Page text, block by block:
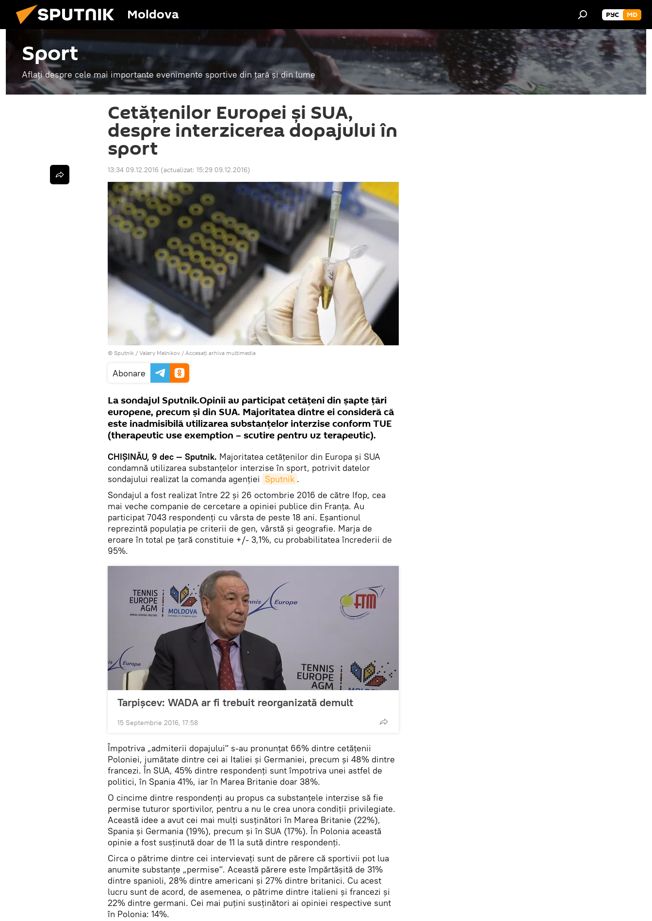
Moldova РУС MD
Sport
Aflați despre cele mai importante evenimente sportive din țară și din lume
Cetățenilor Europei și SUA,
despre interzicerea dopajului în
sport
13:34 09.12.2016 (actualizat: 15:29 09.12.2016)
© Sputnik / Valery Melnikov / Accesați arhiva multimedia
Abonare
La sondajul Sputnik.Opinii au participat cetățeni din șapte țări
europene, precum și din SUA. Majoritatea dintre ei consideră că
este inadmisibilă utilizarea substanțelor interzise conform TUE
(therapeutic use exemption – scutire pentru uz terapeutic).
CHIȘINĂU, 9 dec — Sputnik. Majoritatea cetățenilor din Europa și SUA
condamnă utilizarea substanțelor interzise în sport, potrivit datelor
sondajului realizat la comanda agenției Sputnik .
Sondajul a fost realizat între 22 și 26 octombrie 2016 de către Ifop, cea
mai veche companie de cercetare a opiniei publice din Franța. Au
participat 7043 respondenți cu vârsta de peste 18 ani. Eșantionul
reprezintă populația pe criterii de gen, vârstă și geografie. Marja de
eroare în total pe țară constituie +/- 3,1%, cu probabilitatea încrederii de
95%.
Tarpișcev: WADA ar fi trebuit reorganizată demult
15 Septembrie 2016, 17:58
Împotriva „admiterii dopajului" s-au pronunțat 66% dintre cetățenii
Poloniei, jumătate dintre cei ai Italiei și Germaniei, precum și 48% dintre
francezi. În SUA, 45% dintre respondenți sunt împotriva unei astfel de
politici, în Spania 41%, iar în Marea Britanie doar 38%.
O cincime dintre respondenți au propus ca substanțele interzise să fie
permise tuturor sportivilor, pentru a nu le crea unora condiții privilegiate.
Această idee a avut cei mai mulți susținători în Marea Britanie (22%),
Spania și Germania (19%), precum și în SUA (17%). În Polonia această
opinie a fost susținută doar de 11 la sută dintre respondenți.
Circa o pătrime dintre cei intervievați sunt de părere că sportivii pot lua
anumite substanțe „permise". Această părere este împărtășită de 31%
dintre spanioli, 28% dintre americani și 27% dintre britanici. Cu acest
lucru sunt de acord, de asemenea, o pătrime dintre italieni și francezi și
22% dintre germani. Cei mai puțini susținători ai opiniei respective sunt
în Polonia: 14%.